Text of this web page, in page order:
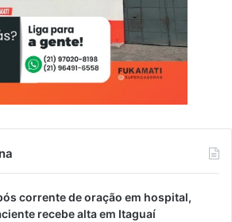
corrente de oração em hospital,
recebe alta em Itaguaí